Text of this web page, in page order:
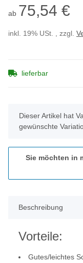
ab 75,54 €
inkl. 19% USt. , zzgl.
lieferbar
x
Dieser Artikel hat
gewünschte
Sie möchten in
Beschreibung
Vorteile:
Gutes/leichtes